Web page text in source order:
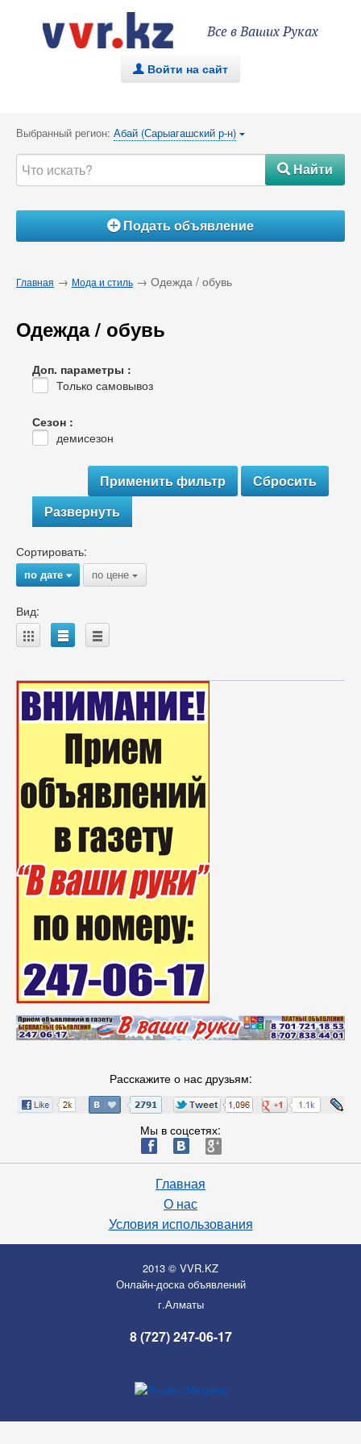
Все в Ваших Руках
. Войти на сайт
Выбранный регион: Абай (Сарыагашский р-н) {
#Найти
ÁПодать объявление
Главная → Мода и стиль → Одежда / обувь
Одежда / обувь
Доп. параметры :
Только самовывоз
Сезон :
демисезон
Развернуть
Сортировать:
по дате{ по цене {
Вид:
A B C
Расскажите о нас друзьям:
Мы в соцсетях:
ä æ è
Главная
О нас
Условия использования
2013 © VVR.KZ
Онлайн-доска объявлений
г.Алматы
8 (727) 247-06-17